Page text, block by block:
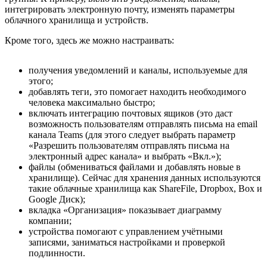
интегрировать электронную почту, изменять параметры
облачного хранилища и устройств.
Кроме того, здесь же можно настраивать:
получения уведомлений и каналы, используемые для
этого;
добавлять теги, это помогает находить необходимого
человека максимально быстро;
включать интеграцию почтовых ящиков (это даст
возможность пользователям отправлять письма на email
канала Teams (для этого следует выбрать параметр
«Разрешить пользователям отправлять письма на
электронный адрес канала» и выбрать «Вкл.»);
файлы (обмениваться файлами и добавлять новые в
хранилище). Сейчас для хранения данных используются
такие облачные хранилища как ShareFile, Dropbox, Box и
Google Диск);
вкладка «Организация» показывает диаграмму
компании;
устройства помогают с управлением учётными
записями, заниматься настройками и проверкой
подлинности.